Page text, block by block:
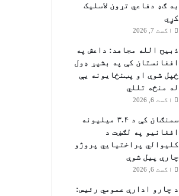
به ګډ دفاعي تړون لاسلیک
کړٍي
اگست 7, 2026
ذبیح الله مجاهد: داعش په
افغانستان کې په بشپړ ډول
ځپل شوې او پټنځایونه یې
له منځه تللي
اگست 6, 2026
سمنګان کې د ۳.۴ میلیونه
افغانیو په لګښت د
کلیوالي پراختیايي پروژو
چارې پیل شوې
اگست 6, 2026
د چارو ادارې عمومي رئیس: